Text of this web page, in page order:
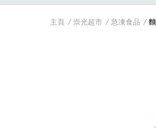
主頁 崇光超市 急凍食品